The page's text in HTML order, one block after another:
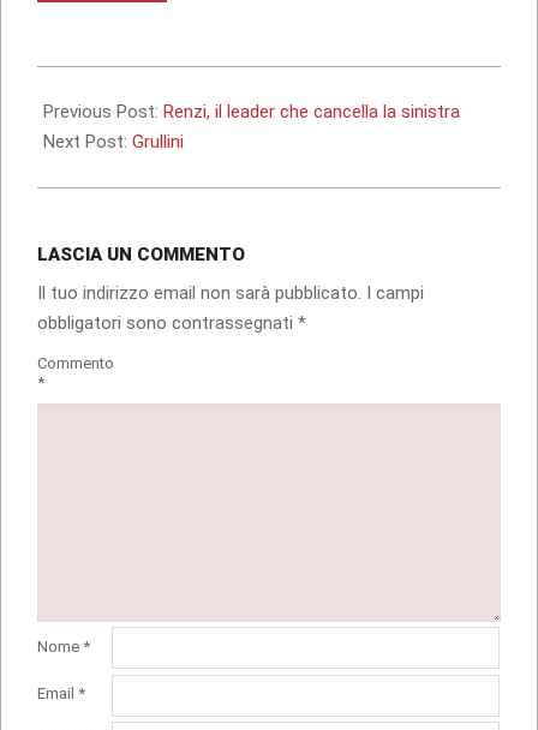
12-
09
Previous Post: Renzi, il leader che cancella la sinistra
Next Post: Grullini
LASCIA UN COMMENTO
Il tuo indirizzo email non sarà pubblicato. I campi
obbligatori sono contrassegnati *
Commento
*
Nome *
Email *